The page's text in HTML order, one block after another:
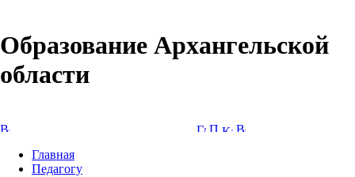
Образование Архангельской
области
Главная
Педагогу